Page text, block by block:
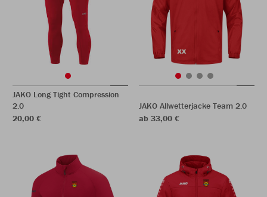
JAKO Long Tight Compression
2.0
20,00 €
JAKO Allwetterjacke Team 2.0
ab 33,00 €